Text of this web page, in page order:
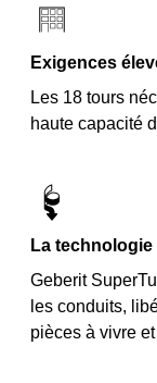
Exigences
Les 18 tours
haute capacité
La
Geberit
les conduits,
pièces à vivre